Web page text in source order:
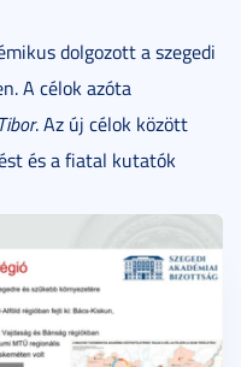
dolgozott a szegedi
A célok azóta
. Az új célok között
és a fiatal kutatók